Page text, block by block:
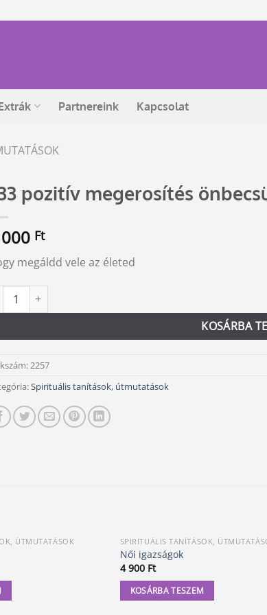
Partnereink Kapcsolat
pozitív megerosítés
Ft
megáldd vele az életed
pozitív megerosítés önbecsülésed növeléséhez (CD)
KOSÁRBA
2257
Spirituális tanítások, útmutatások
ÚTMUTATÁSOK SPIRITUÁLIS TANÍTÁSOK,
Női igazságok
4 900 Ft
KOSÁRBA TESZEM